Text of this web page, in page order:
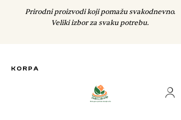
Prirodni proizvodi koji pomažu svakodnevno.
Veliki izbor za svaku potrebu.
KORPA